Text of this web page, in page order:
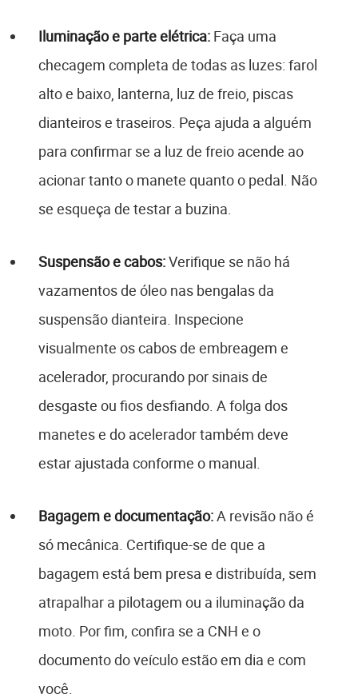
Iluminação e parte elétrica: Faça uma
checagem completa de todas as luzes: farol
alto e baixo, lanterna, luz de freio, piscas
dianteiros e traseiros. Peça ajuda a alguém
para confirmar se a luz de freio acende ao
acionar tanto o manete quanto o pedal. Não
se esqueça de testar a buzina.
Suspensão e cabos:Verifique se não há
vazamentos de óleo nas bengalas da
suspensão dianteira. Inspecione
visualmente os cabos de embreagem e
acelerador, procurando por sinais de
desgaste ou fios desfiando. A folga dos
manetes e do acelerador também deve
estar ajustada conforme o manual.
Bagagem e documentação:A revisão não é
só mecânica. Certifique-se de que a
bagagem está bem presa e distribuída, sem
atrapalhar a pilotagem ou a iluminação da
moto. Por fim, confira se a CNH e o
documento do veículo estão em dia e com
você.